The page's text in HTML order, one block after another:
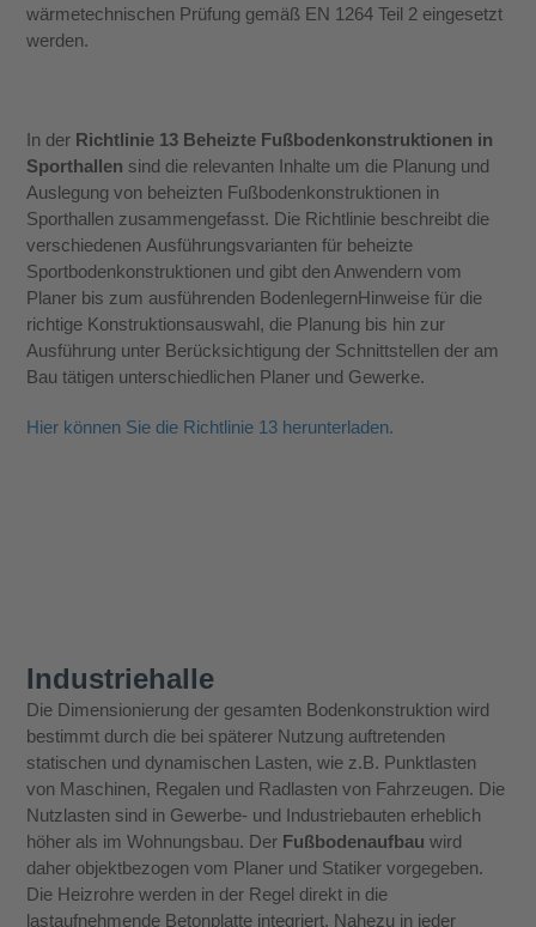
wärmetechnischen Prüfung gemäß EN 1264 Teil 2 eingesetzt
werden.
In der Richtlinie 13 Beheizte Fußbodenkonstruktionen in
Sporthallen sind die relevanten Inhalte um die Planung und
Auslegung von beheizten Fußbodenkonstruktionen in
Sporthallen zusammengefasst. Die Richtlinie beschreibt die
verschiedenen Ausführungsvarianten für beheizte
Sportbodenkonstruktionen und gibt den Anwendern vom
Planer bis zum ausführenden BodenlegernHinweise für die
richtige Konstruktionsauswahl, die Planung bis hin zur
Ausführung unter Berücksichtigung der Schnittstellen der am
Bau tätigen unterschiedlichen Planer und Gewerke.
Hier können Sie die Richtlinie 13 herunterladen.
Industriehalle
Die Dimensionierung der gesamten Bodenkonstruktion wird
bestimmt durch die bei späterer Nutzung auftretenden
statischen und dynamischen Lasten, wie z.B. Punktlasten
von Maschinen, Regalen und Radlasten von Fahrzeugen. Die
Nutzlasten sind in Gewerbe- und Industriebauten erheblich
höher als im Wohnungsbau. Der Fußbodenaufbau wird
daher objektbezogen vom Planer und Statiker vorgegeben.
Die Heizrohre werden in der Regel direkt in die
lastaufnehmende Betonplatte integriert. Nahezu in jeder